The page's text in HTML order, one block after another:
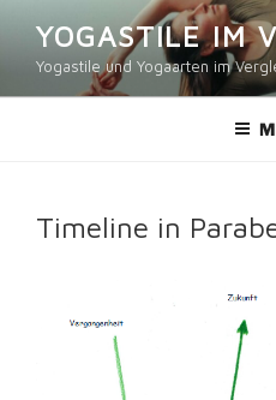
Inhalt
springen
YOGASTILE IM
Yogastile und Yogaarten im
Timeline in